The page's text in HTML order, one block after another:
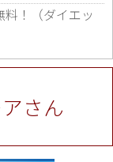
！（ダイエッ
い取り金額 U
黒屋 高田馬場
5％OFF（ナチ
キマキ］）
さん